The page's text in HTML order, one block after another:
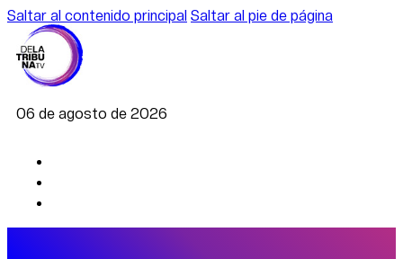
Saltar al contenido principal Saltar al pie de página
06 de agosto de 2026